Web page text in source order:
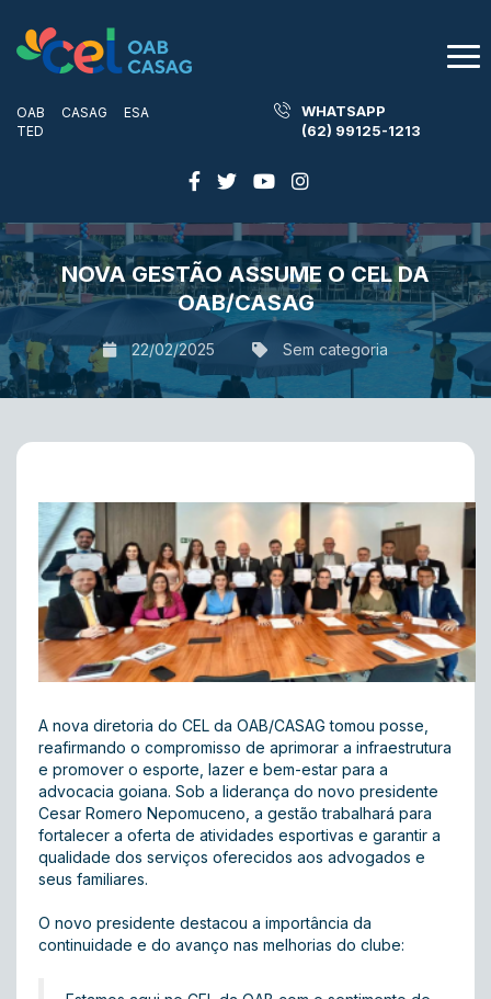
OAB CASAG
ESA
TED
WHATSAPP
(62) 99125-1213
NOVA GESTÃO ASSUME O CEL DA
OAB/CASAG
22/02/2025 Sem categoria
A nova diretoria do CEL da OAB/CASAG tomou posse,
reafirmando o compromisso de aprimorar a infraestrutura
e promover o esporte, lazer e bem-estar para a
advocacia goiana. Sob a liderança do novo presidente
Cesar Romero Nepomuceno, a gestão trabalhará para
fortalecer a oferta de atividades esportivas e garantir a
qualidade dos serviços oferecidos aos advogados e
seus familiares.
O novo presidente destacou a importância da
continuidade e do avanço nas melhorias do clube: